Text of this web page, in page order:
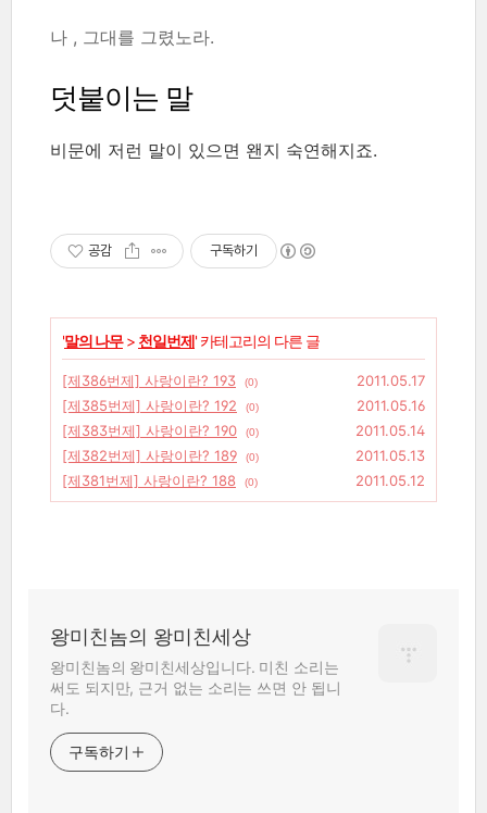
나 , 그대를 그렸노라.
덧붙이는 말
비문에 저런 말이 있으면 왠지 숙연해지죠.
공감 구독하기
'말의 나무> 천일번제' 카테고리의 다른 글
[제386번제] 사랑이란? 193 (0)
2011.05.17
[제385번제] 사랑이란? 192
(0)
2011.05.16
[제383번제] 사랑이란? 190
(0)
2011.05.14
[제382번제] 사랑이란? 189
(0)
2011.05.13
[제381번제] 사랑이란? 188
(0) 2011.05.12
왕미친놈의 왕미친세상
왕미친놈의 왕미친세상입니다. 미친 소리는
써도 되지만, 근거 없는 소리는 쓰면 안 됩니
다.
구독하기